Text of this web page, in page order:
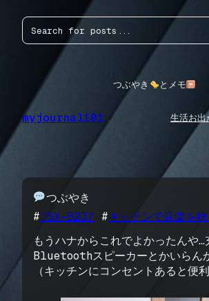
検
索
つぶやき とメモ
myjournal101 生活お出
つぶやき
#TSX-B237 #キッチンで音楽を聴
もうハナからこれでよかったんや…
Bluetoothスピーカーとかいらん
（キッチンにコンセントあると便利